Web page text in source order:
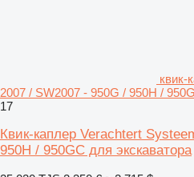
квик-
2007 / SW2007 - 950G / 950H /
17
Квик-каплер Verachtert
950H / 950GC для экскаватора